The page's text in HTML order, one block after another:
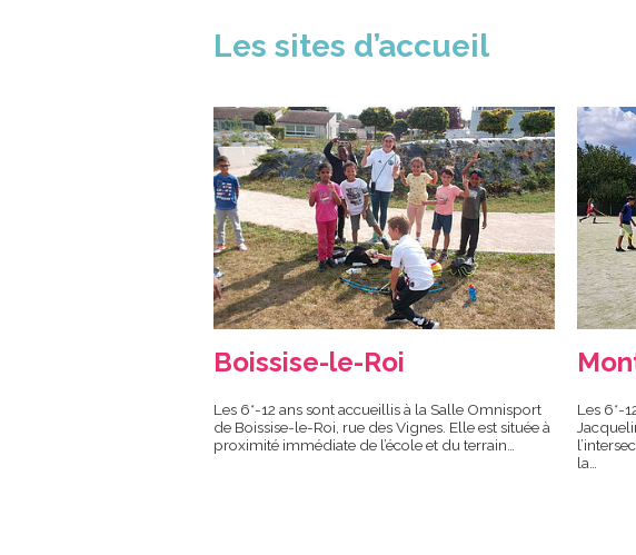
Les sites d’accueil
Boissise-le-Roi
Les 6*-12 ans sont accueillis à la Salle Omnisport
de Boissise-le-Roi, rue des Vignes. Elle est située à
proximité immédiate de l’école et du terrain…
Les 6*-
la…